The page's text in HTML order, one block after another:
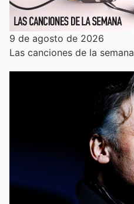
9 de agosto de 2026
Las canciones de la semana